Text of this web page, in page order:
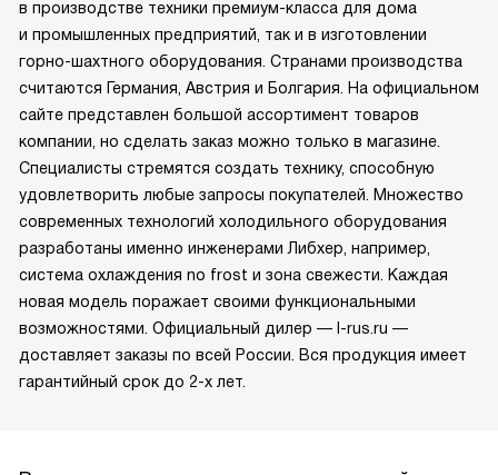
в производстве техники премиум-класса для дома
и промышленных предприятий, так и в изготовлении
горно-шахтного оборудования. Странами производства
считаются Германия, Австрия и Болгария. На официальном
сайте представлен большой ассортимент товаров
компании, но сделать заказ можно только в магазине.
Специалисты стремятся создать технику, способную
удовлетворить любые запросы покупателей. Множество
современных технологий холодильного оборудования
разработаны именно инженерами Либхер, например,
система охлаждения no frost и зона свежести. Каждая
новая модель поражает своими функциональными
возможностями. Официальный дилер — l-rus.ru —
доставляет заказы по всей России. Вся продукция имеет
гарантийный срок до 2-х лет.